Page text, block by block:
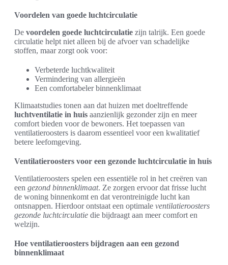
Voordelen van goede luchtcirculatie
De voordelen goede luchtcirculatie zijn talrijk. Een goede
circulatie helpt niet alleen bij de afvoer van schadelijke
stoffen, maar zorgt ook voor:
Verbeterde luchtkwaliteit
Vermindering van allergieën
Een comfortabeler binnenklimaat
Klimaatstudies tonen aan dat huizen met doeltreffende
luchtventilatie in huis aanzienlijk gezonder zijn en meer
comfort bieden voor de bewoners. Het toepassen van
ventilatieroosters is daarom essentieel voor een kwalitatief
betere leefomgeving.
Ventilatieroosters voor een gezonde luchtcirculatie in huis
Ventilatieroosters spelen een essentiële rol in het creëren van
een gezond binnenklimaat. Ze zorgen ervoor dat frisse lucht
de woning binnenkomt en dat verontreinigde lucht kan
ontsnappen. Hierdoor ontstaat een optimale ventilatieroosters
gezonde luchtcirculatie die bijdraagt aan meer comfort en
welzijn.
Hoe ventilatieroosters bijdragen aan een gezond
binnenklimaat